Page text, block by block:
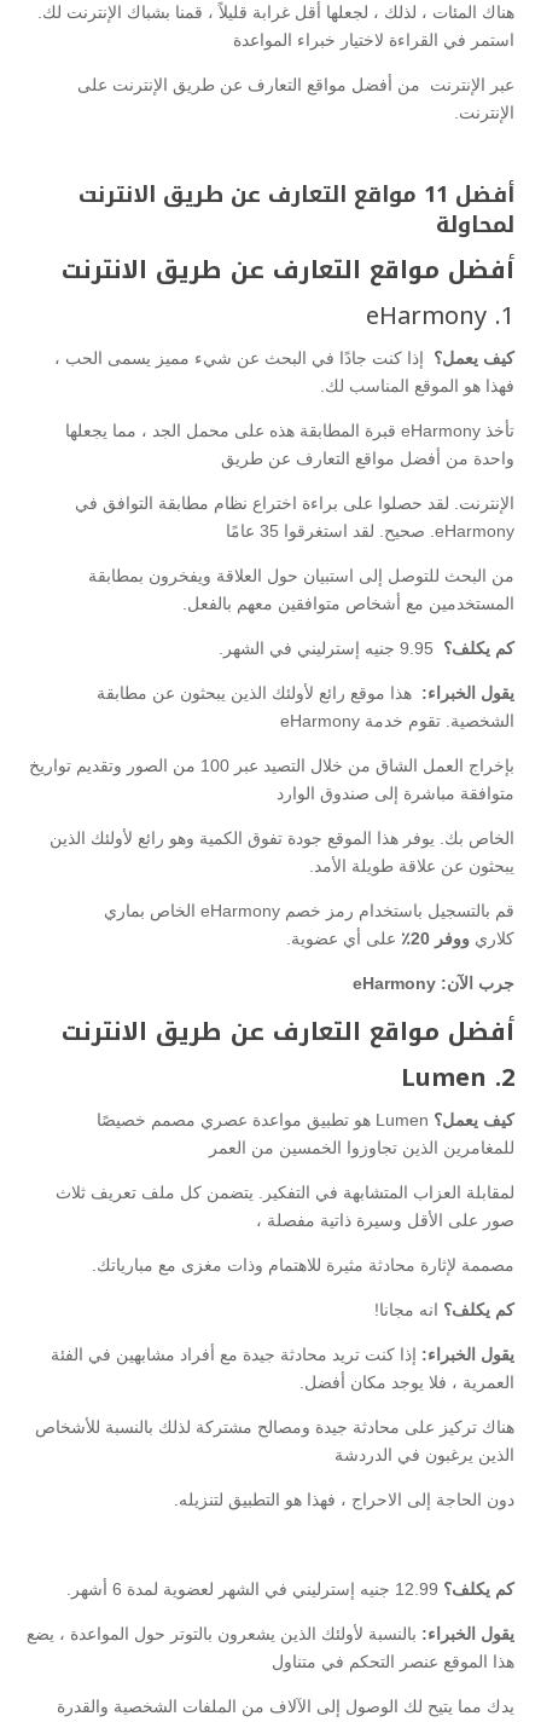
هناك المئات ، لذلك ، لجعلها أقل غرابة قليلاً ، قمنا بشباك الإنترنت لك.
استمر في القراءة لاختيار خبراء المواعدة
عبر الإنترنت من أفضل مواقع التعارف عن طريق الإنترنت على
الإنترنت.
أفضل 11 مواقع التعارف عن طريق الانترنت
لمحاولة
أفضل مواقع التعارف عن طريق الانترنت
1. eHarmony
كيف يعمل؟
إذا كنت جادًا في البحث عن شيء مميز يسمى الحب ،
فهذا هو الموقع المناسب لك.
تأخذ eHarmony قبرة المطابقة هذه على محمل الجد ، مما يجعلها
واحدة من أفضل مواقع التعارف عن طريق
الإنترنت. لقد حصلوا على براءة اختراع نظام مطابقة التوافق في
eHarmony. صحيح. لقد استغرقوا 35 عامًا
من البحث للتوصل إلى استبيان حول العلاقة ويفخرون بمطابقة
المستخدمين مع أشخاص متوافقين معهم بالفعل.
كم يكلف؟
يقول الخبراء: هذا موقع رائع لأولئك الذين يبحثون عن مطابقة
الشخصية. تقوم خدمة eHarmony
بإخراج العمل الشاق من خلال التصيد عبر 100 من الصور وتقديم تواريخ
متوافقة مباشرة إلى صندوق الوارد
الخاص بك. يوفر هذا الموقع جودة تفوق الكمية وهو رائع لأولئك الذين
يبحثون عن علاقة طويلة الأمد.
قم بالتسجيل باستخدام رمز خصم eHarmony الخاص بماري
كلاري ووفر 20٪ على أي عضوية.
جرب الآن: eHarmony
أفضل مواقع التعارف عن طريق الانترنت
2. Lumen
كيف يعمل؟
Lumen هو تطبيق مواعدة عصري مصمم خصيصًا
للمغامرين الذين تجاوزوا الخمسين من العمر
لمقابلة العزاب المتشابهة في التفكير. يتضمن كل ملف تعريف ثلاث
صور على الأقل وسيرة ذاتية مفصلة ،
مصممة لإثارة محادثة مثيرة للاهتمام وذات مغزى مع مبارياتك.
كم يكلف؟ انه مجانا!
يقول الخبراء: إذا كنت تريد محادثة جيدة مع أفراد مشابهين في الفئة
العمرية ، فلا يوجد مكان أفضل.
هناك تركيز على محادثة جيدة ومصالح مشتركة لذلك بالنسبة للأشخاص
الذين يرغبون في الدردشة
دون الحاجة إلى الاحراج ، فهذا هو التطبيق لتنزيله.
كم يكلف؟ 12.99 جنيه إسترليني في الشهر لعضوية لمدة 6 أشهر.
يقول الخبراء: بالنسبة لأولئك الذين يشعرون بالتوتر حول المواعدة ، يضع
هذا الموقع عنصر التحكم في متناول
يدك مما يتيح لك الوصول إلى الآلاف من الملفات الشخصية والقدرة